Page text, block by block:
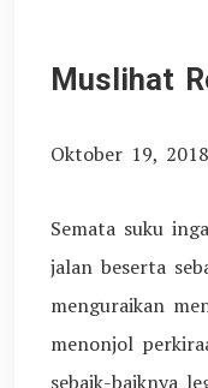
Muslihat
Oktober 19, 2018
Semata suku
jalan beserta
menguraikan
menonjol
sebaik-baiknya